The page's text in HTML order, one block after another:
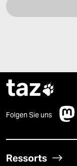
taz
Folgen Sie uns
Ressorts